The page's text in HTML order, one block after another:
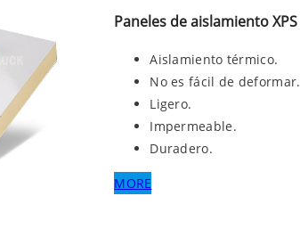
Paneles de aislamiento XPS
Aislamiento térmico.
No es fácil de deformar.
Ligero.
Impermeable.
Duradero.
MORE